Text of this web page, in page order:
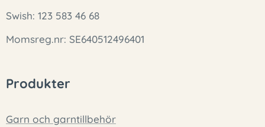
Swish: 123 583 46 68
Momsreg.nr: SE640512496401
Produkter
Garn och garntillbehör